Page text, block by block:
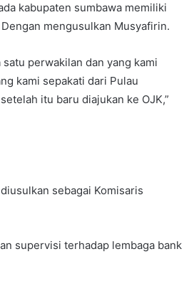
kabupaten sumbawa memiliki
mengusulkan Musyafirin.
perwakilan dan yang kami
kami sepakati dari Pulau
itu baru diajukan ke OJK,”
sebagai Komisaris
supervisi terhadap lembaga bank